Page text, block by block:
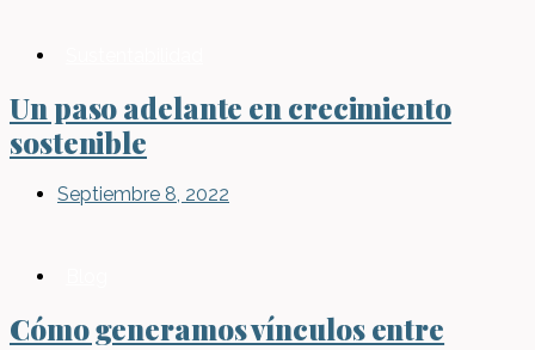
Un paso adelante en crecimiento
sostenible
Septiembre 8, 2022
Cómo generamos vínculos entre